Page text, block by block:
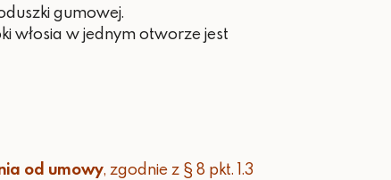
gumowej.
włosia w jednym otworze jest
od umowy, zgodnie z § 8 pkt. 1.3